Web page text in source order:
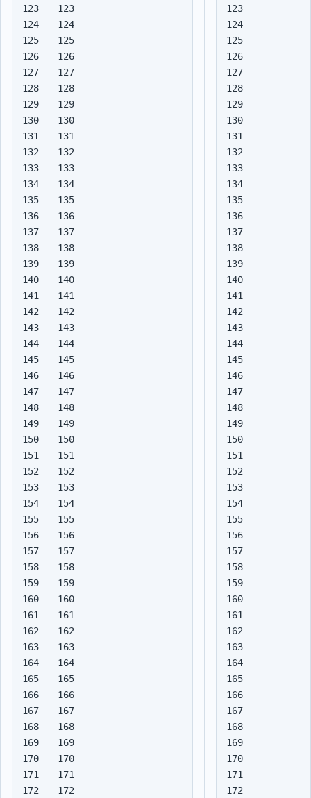
123
124
125
126
127
128
129
130
131
132
133
134
135
136
137
138
139
140
141
142
143
144
145
146
147
148
149
150
151
152
153
154
155
156
157
158
159
160
161
162
163
164
165
166
167
168
169
170
171
172
123
124
125
126
127
128
129
130
133
134
135
136
137
138
139
140
143
144
145
146
147
148
149
150
153
154
155
156
157
158
159
160
163
164
165
166
167
168
169
170
123
124
125
126
127
128
129
130
131
132
133
134
135
136
137
138
139
140
141
142
143
144
145
146
147
148
149
150
151
152
153
154
155
156
157
158
159
160
161
162
163
164
165
166
167
168
169
170
171
172